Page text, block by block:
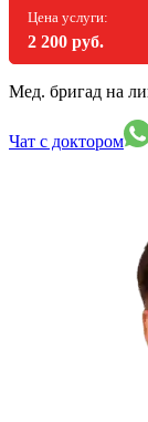
Цена услуги:
2 200 руб.
Мед. бригад на
Чат с доктором